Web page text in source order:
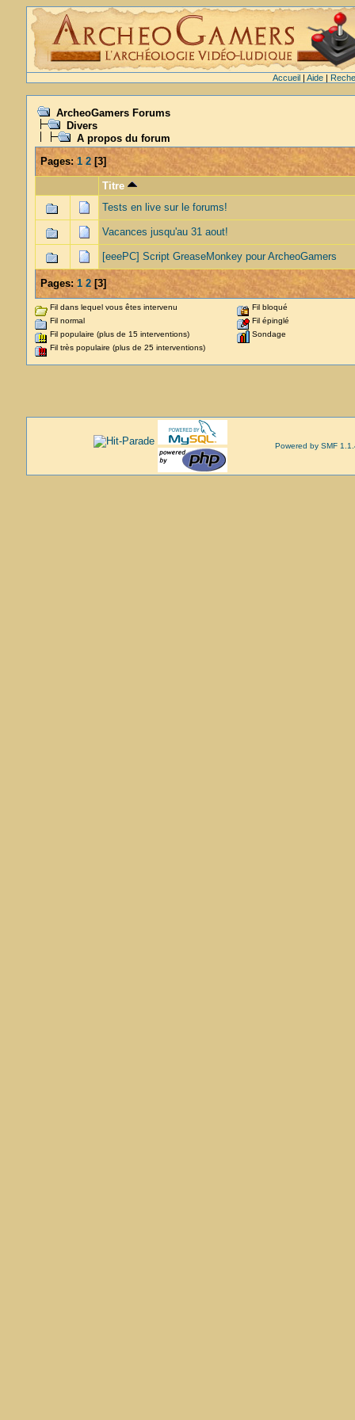
Accueil| Aide|
ArcheoGamers Forums
Divers
A propos du forum
Pages: 1 2[3]
Titre
Tests en live sur le forums!
Vacances jusqu'au 31 aout!
[eeePC] Script GreaseMonkey pour ArcheoGamers
Pages: 1 2[3]
Fil dans lequel vous êtes intervenu
Fil normal
Fil populaire (plus de 15 interventions)
Fil très populaire (plus de 25 interventions)
Fil bloqué
Fil épinglé
Sondage
Powered by SMF